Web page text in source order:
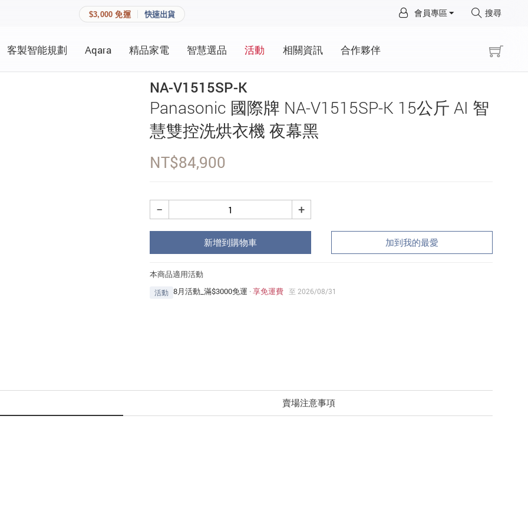
$3,000 免運 快速出貨 會員專區 搜尋
客製智能規劃 Aqara 精品家電 智慧選品 活動 相關資訊 合作夥伴
NA-V1515SP-K
Panasonic 國際牌 NA-V1515SP-K 15公斤 AI 智
慧雙控洗烘衣機 夜幕黑
NT$84,900
+
−
新增到購物車 加到我的最愛
本商品適用活動
活動 8月活動_滿$3000免運 ·享免運費 至 2026/08/31
賣場注意事項
×
會員資料管理
加入 JARVIS VIP